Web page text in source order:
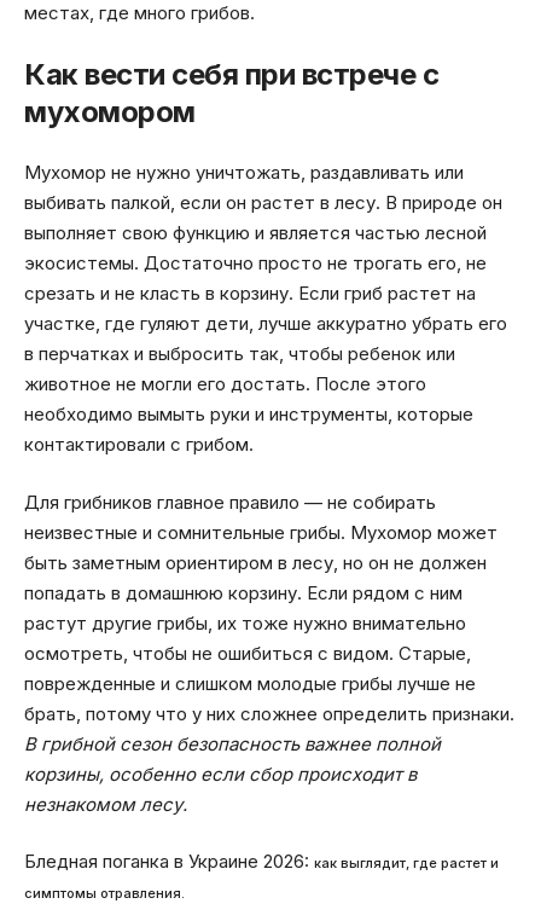
местах, где много грибов.
Как вести себя при встрече с
мухомором
Мухомор не нужно уничтожать, раздавливать или
выбивать палкой, если он растет в лесу. В природе он
выполняет свою функцию и является частью лесной
экосистемы. Достаточно просто не трогать его, не
срезать и не класть в корзину. Если гриб растет на
участке, где гуляют дети, лучше аккуратно убрать его
в перчатках и выбросить так, чтобы ребенок или
животное не могли его достать. После этого
необходимо вымыть руки и инструменты, которые
контактировали с грибом.
Для грибников главное правило — не собирать
неизвестные и сомнительные грибы. Мухомор может
быть заметным ориентиром в лесу, но он не должен
попадать в домашнюю корзину. Если рядом с ним
растут другие грибы, их тоже нужно внимательно
осмотреть, чтобы не ошибиться с видом. Старые,
поврежденные и слишком молодые грибы лучше не
брать, потому что у них сложнее определить признаки.
В грибной сезон безопасность важнее полной
корзины, особенно если сбор происходит в
незнакомом лесу.
Бледная поганка в Украине 2026: как выглядит, где растет и
симптомы отравления.